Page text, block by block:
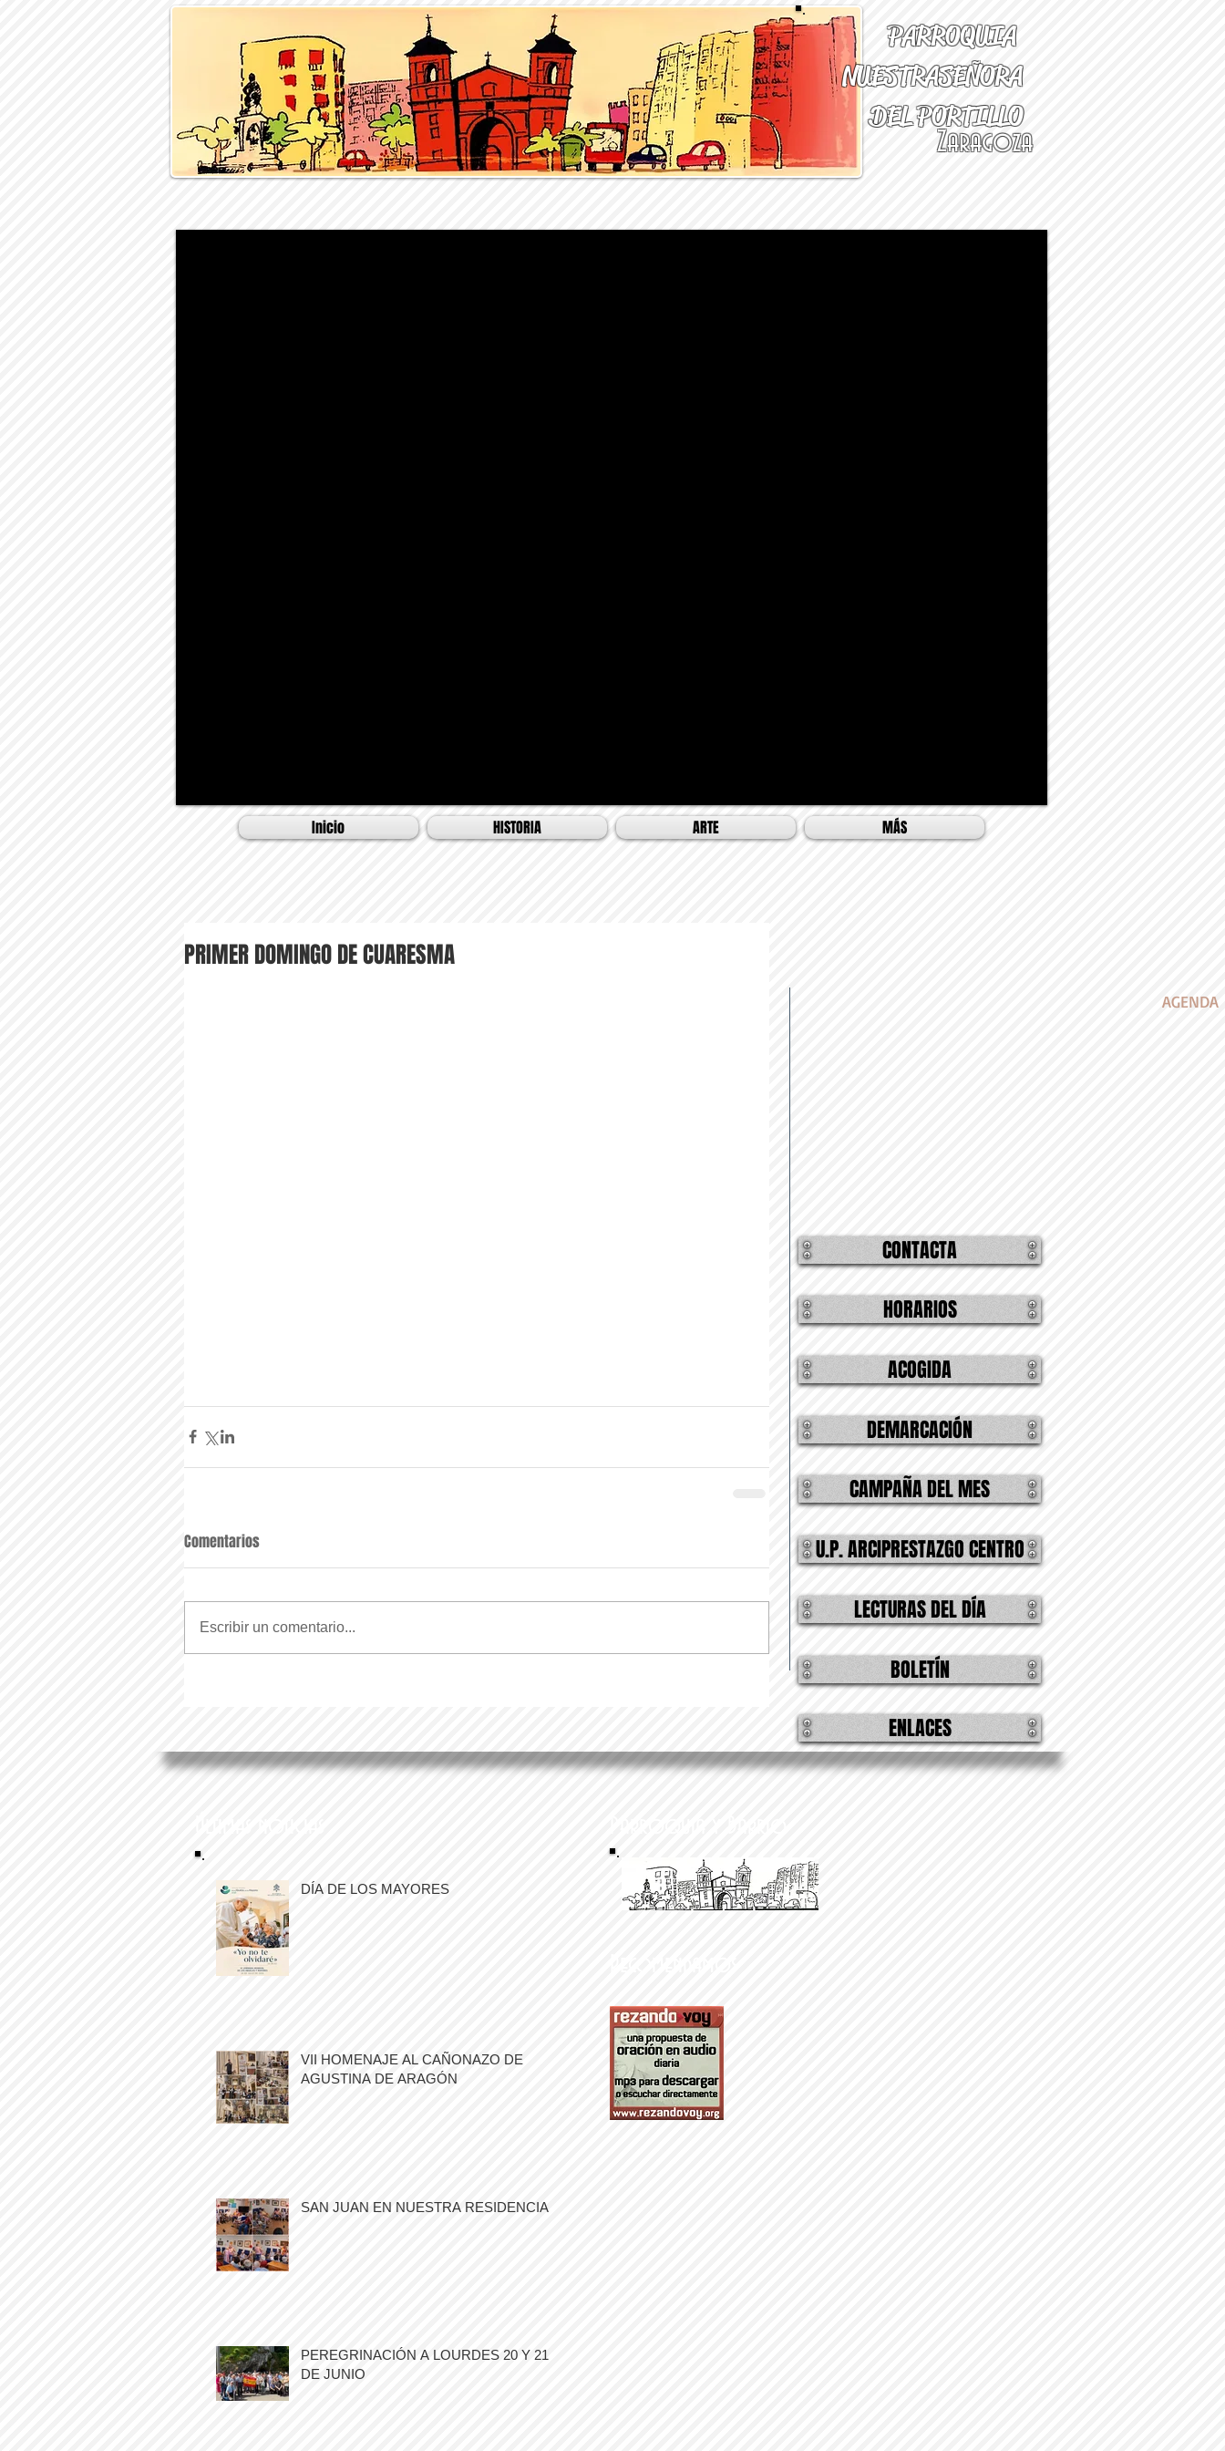
PARROQUIA
NUESTRASEÑORA
DEL PORTILLO
Zaragoza
Inicio HISTORIA ARTE MÁS
PRIMER DOMINGO DE CUARESMA
Comentarios
Escribir un comentario...
ACOGIDA
CAMPAÑA DEL MES
U.P. ARCIPRESTAZGO CENTRO
ENLACES
BOLETÍN
CONTACTA
HORARIOS
DEMARCACIÓN
LECTURAS DEL DÍA
AGENDA
DÍA DE LOS MAYORES
VII HOMENAJE AL CAÑONAZO DE
AGUSTINA DE ARAGÓN
SAN JUAN EN NUESTRA RESIDENCIA
PEREGRINACIÓN A LOURDES 20 Y 21
DE JUNIO